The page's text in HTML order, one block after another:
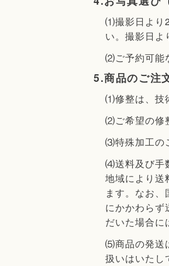
⑴撮影日より
い。撮影日よ
⑵ご予約可能
5.商品のご注
⑴修整は、技
⑵ご希望の修
⑶特殊加工の
⑷送料及び手
地域により送
ます。なお
にかかわらず
だいた場合に
⑸商品の発送
扱いはいたし